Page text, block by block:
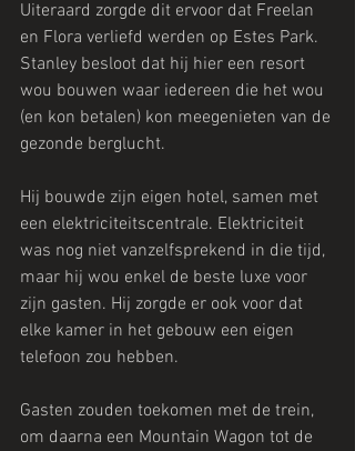
Uiteraard zorgde dit ervoor dat Freelan
en Flora verliefd werden op Estes Park.
Stanley besloot dat hij hier een resort
wou bouwen waar iedereen die het wou
(en kon betalen) kon meegenieten van de
gezonde berglucht.
Hij bouwde zijn eigen hotel, samen met
een elektriciteitscentrale. Elektriciteit
was nog niet vanzelfsprekend in die tijd,
maar hij wou enkel de beste luxe voor
zijn gasten. Hij zorgde er ook voor dat
elke kamer in het gebouw een eigen
telefoon zou hebben.
Gasten zouden toekomen met de trein,
om daarna een Mountain Wagon tot de